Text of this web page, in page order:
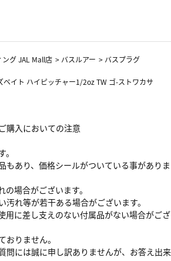
グ JAL Mall店 > バスルアー > バスプラグ
ベイト ハイピッチャー1/2oz TW ゴ-ストワカサ
購入においての注意
もあり、価格シールがついている事がありま
の場合がございます。
汚れ等が若干ある場合がございます。
用に差し支えのない付属品がない場合がござ
おりません。
問には誠に申し訳ありませんが、お答え出来